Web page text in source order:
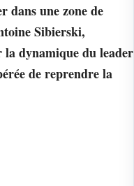
dans une zone de
Sibierski,
la dynamique du leader
de reprendre la